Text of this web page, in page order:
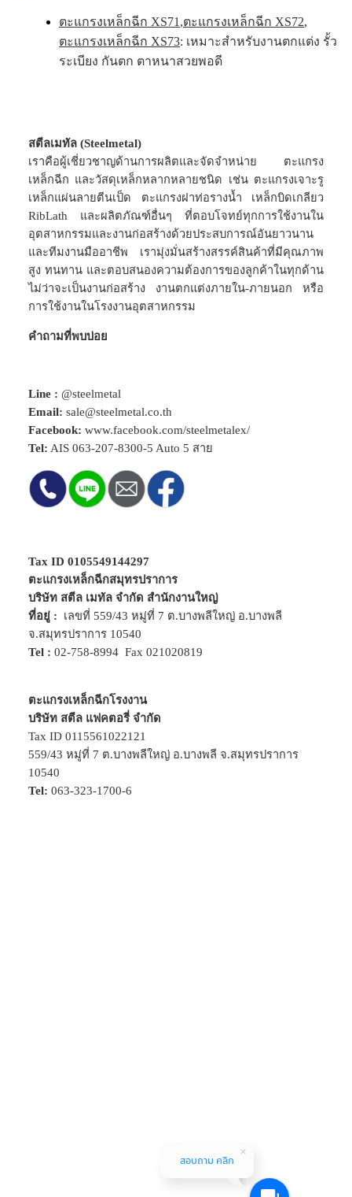
ตะแกรงเหล็กฉีก XS71 ,ตะแกรงเหล็กฉีก XS72,
ตะแกรงเหล็กฉีก XS73: เหมาะสำหรับงานตกแต่ง รั้ว
ระเบียง กันตก ตาหนาสวยพอดี
สตีลเมทัล (Steelmetal)
เราคือผู้เชี่ยวชาญด้านการผลิตและจัดจำหน่าย ตะแกรง
เหล็กฉีก และวัสดุเหล็กหลากหลายชนิด เช่น ตะแกรงเจาะรู
เหล็กแผ่นลายตีนเป็ด ตะแกรงฝาท่อรางน้ำ เหล็กบิดเกลียว
RibLath และผลิตภัณฑ์อื่นๆ ที่ตอบโจทย์ทุกการใช้งานใน
อุตสาหกรรมและงานก่อสร้างด้วยประสบการณ์อันยาวนาน
และทีมงานมืออาชีพ เรามุ่งมั่นสร้างสรรค์สินค้าที่มีคุณภาพ
สูง ทนทาน และตอบสนองความต้องการของลูกค้าในทุกด้าน
ไม่ว่าจะเป็นงานก่อสร้าง งานตกแต่งภายใน-ภายนอก หรือ
การใช้งานในโรงงานอุตสาหกรรม
คำถามที่พบบ่อย
Line : @steelmetal
Email: sale@steelmetal.co.th
Facebook: www.facebook.com/steelmetalex/
Tel: AIS 063-207-8300-5 Auto 5 สาย
Tax ID 0105549144297
ตะแกรงเหล็กฉีกสมุทรปราการ
บริษัท สตีล เมทัล จำกัด สำนักงานใหญ่
ที่อยู่ :
เลขที่ 559/43 หมู่ที่ 7 ต.บางพลีใหญ่ อ.บางพลี
จ.สมุทรปราการ 10540
Tel : 02-758-8994Fax 021020819
ตะแกรงเหล็กฉีกโรงงาน
บริษัท สตีล แฟคตอรี่ จำกัด
Tax ID 0115561022121
559/43 หมู่ที่ 7 ต.บางพลีใหญ่ อ.บางพลี จ.สมุทรปราการ
10540
Tel: 063-323-1700-6
สอบถาม คลิก